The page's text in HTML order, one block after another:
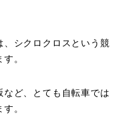
シクロクロスという競
。
など、とても自転車では
。